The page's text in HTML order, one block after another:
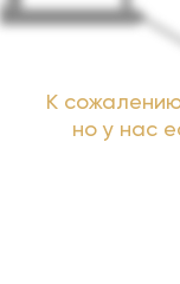
К
но у нас